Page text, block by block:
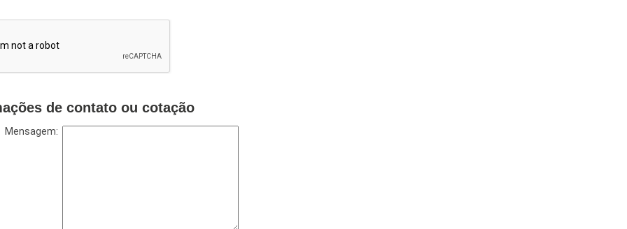
de contato ou cotação
Mensagem: